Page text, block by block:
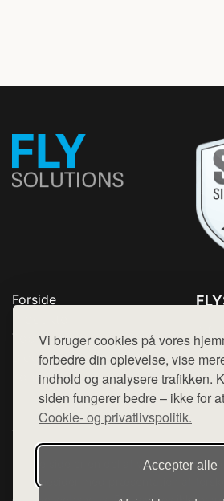
Vi bruger cookies på vores
forbedre din oplevelse, vise
indhold og analysere trafikken.
siden fungerer bedre – ikke for
Cookie- og privatlivspolitik.
Accepter alle
Forside
Top Rabatter
Blog
Kontakt
Denne side er en del af want.dk, der
hjemmesider med præsentation af